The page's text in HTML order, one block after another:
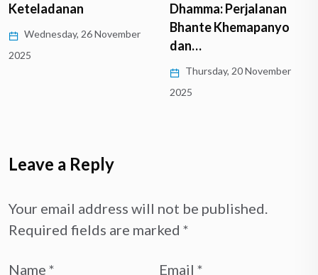
Dhamma: Perjalanan
Bhante Khemapanyo
dan…
Tahun
Friday, 24 January 2025
Leave a Reply
Your email address will not be published.
Required fields are marked *
Name * Email *